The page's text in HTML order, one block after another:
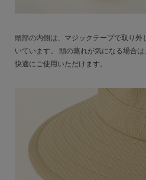
頭部の内側は、マジックテープで取り
いています。 頭の蒸れが気になる場合
快適にご使用いただけます。